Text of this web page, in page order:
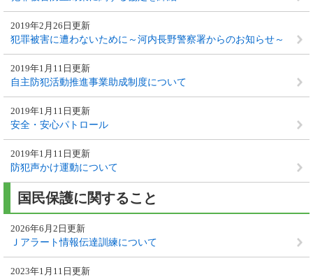
犯罪被害に遭わないために～河内長野警察署からのお知らせ～
2019年2月26日更新
自主防犯活動推進事業助成制度について
2019年1月11日更新
安全・安心パトロール
2019年1月11日更新
防犯声かけ運動について
2019年1月11日更新
国民保護に関すること
Ｊアラート情報伝達訓練について
2026年6月2日更新
2023年1月11日更新